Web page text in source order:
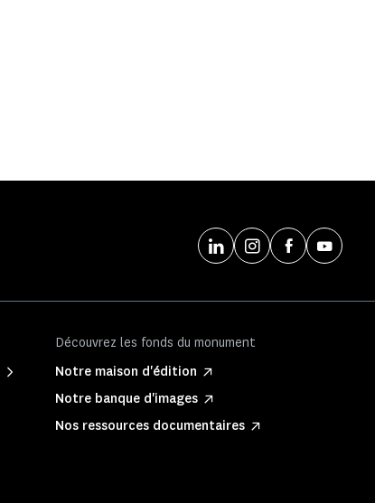
Découvrez les fonds du monument
Notre maison d'édition
Notre banque d'images
Nos ressources documentaires